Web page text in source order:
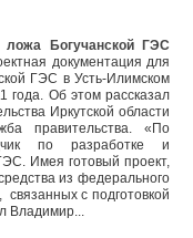
ложа Богучанской ГЭС
документация для
ГЭС в Усть-Илимском
года. Об этом рассказал
Иркутской области
правительства. «По
по разработке и
Имея готовый проект,
из федерального
с подготовкой
Владимир...